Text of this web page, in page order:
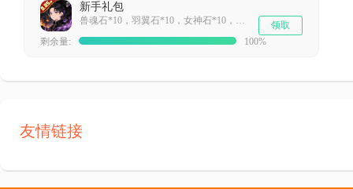
新手礼包
兽魂石*10，羽翼石*10，女神石*10，低级生命合剂*5
剩余量:
100%
领取
友情链接